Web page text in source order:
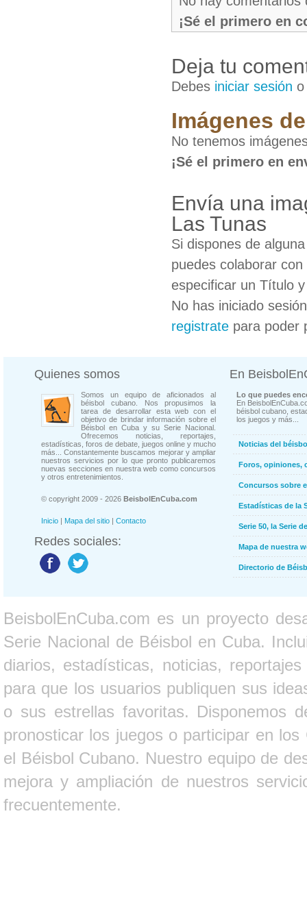
¡Sé el primero en
Deja tu
Debes iniciar sesión
Imágenes
No tenemos
¡Sé el primero en
Envía una
Las Tunas
Si dispones de
puedes colaborar
especificar un Título
No has iniciado
registrate para poder
Quienes somos
Somos un equipo de aficionados al
béisbol cubano. Nos propusimos la
tarea de desarrollar esta web con el
objetivo de brindar información sobre el
Béisbol en Cuba y su Serie Nacional.
Ofrecemos noticias, reportajes,
estadísticas, foros de debate, juegos online y mucho
más... Constantemente buscamos mejorar y ampliar
nuestros servicios por lo que pronto publicaremos
nuevas secciones en nuestra web como concursos
y otros entretenimientos.
© copyright 2009 - 2026 BeisbolEnCuba.com
Inicio | Mapa del sitio | Contacto
Redes sociales:
En
Lo que puedes
En
béisbol cubano,
los juegos y más...
Noticias del
Foros, opiniones,
Concursos sobre
Estadísticas de la
Serie 50, la Serie
Mapa de nuestra
Directorio de
BeisbolEnCuba.com es un proyecto
Serie Nacional de Béisbol en Cuba.
diarios, estadísticas, noticias,
para que los usuarios publiquen sus
o sus estrellas favoritas. Disponemos
pronosticar los juegos o participar en
el Béisbol Cubano. Nuestro equipo de
mejora y ampliación de nuestros
frecuentemente.